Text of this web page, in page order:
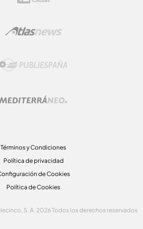
Términos y Condiciones
Política de privacidad
de Cookies
Política de Cookies
S. A. 2026 Todos los derechos reservados